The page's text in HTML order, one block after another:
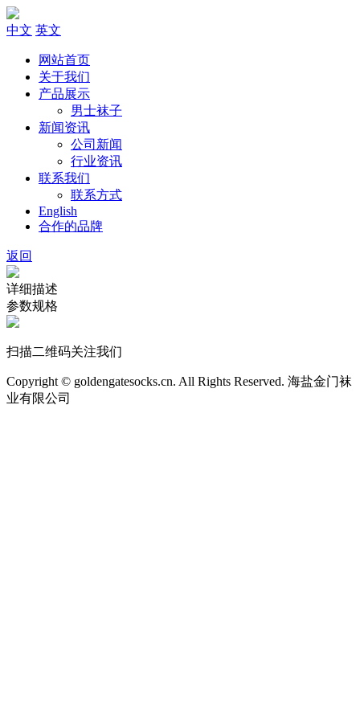
中文 英文
网站首页
关于我们
产品展示
男士袜子
新闻资讯
公司新闻
行业资讯
联系我们
联系方式
English
合作的品牌
返回
详细描述
参数规格
扫描二维码关注我们
Copyright © goldengatesocks.cn. All Rights Reserved. 海盐金门袜
业有限公司